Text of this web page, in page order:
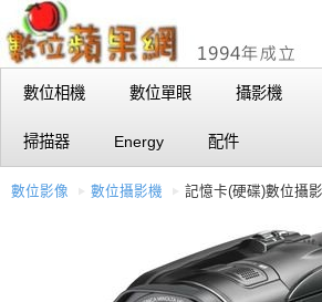
數位相機 數位單眼 攝影機
掃描器 Energy 配件
數位影像 數位攝影機 記憶卡(硬碟)數位攝